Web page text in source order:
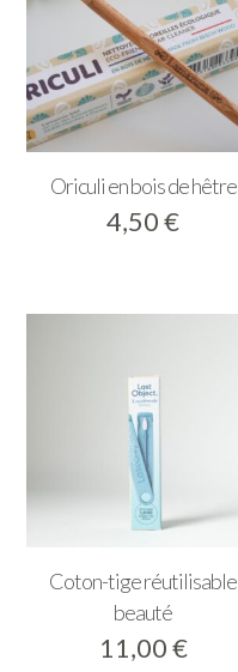
Oriculi en bois de hêtre
4,50€
Coton-tige réutilisable
beauté
11,00€